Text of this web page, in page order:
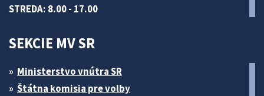
STREDA: 8.00 - 17.00
SEKCIE MV SR
Ministerstvo vnútra SR
Štátna komisia pre volby